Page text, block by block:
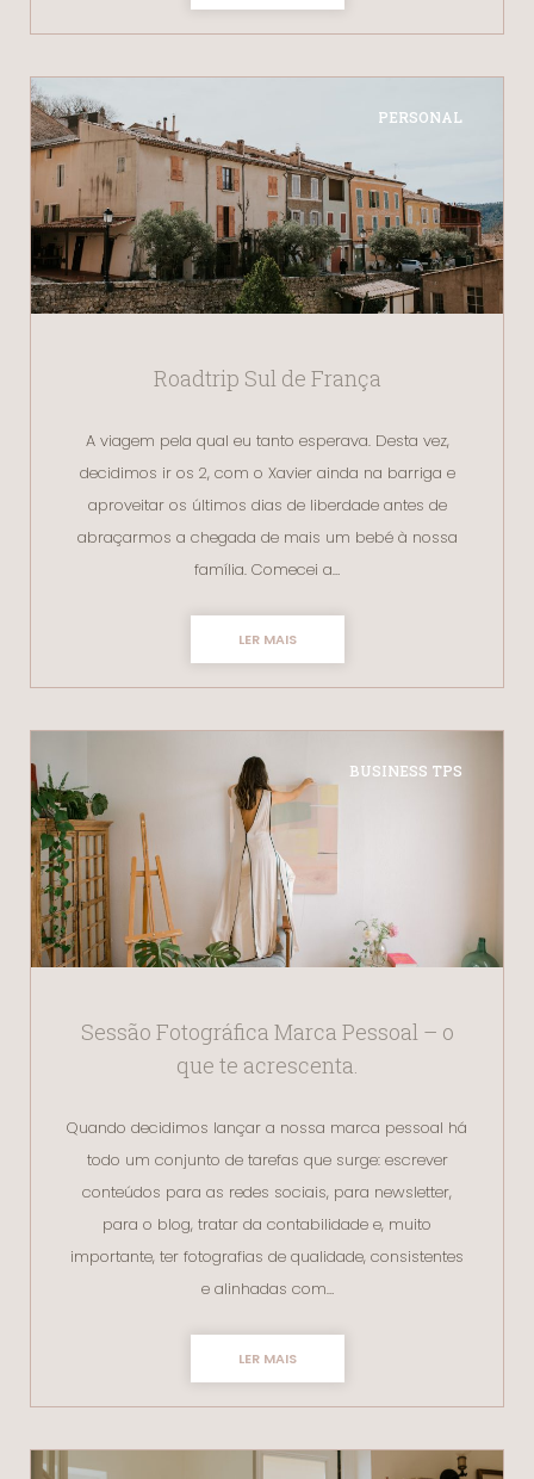
PERSONAL
Roadtrip Sul de França
A viagem pela qual eu tanto esperava. Desta vez,
decidimos ir os 2, com o Xavier ainda na barriga e
aproveitar os últimos dias de liberdade antes de
abraçarmos a chegada de mais um bebé à nossa
família. Comecei a…
LER MAIS
BUSINESS TPS
Sessão Fotográfica Marca Pessoal – o
que te acrescenta.
Quando decidimos lançar a nossa marca pessoal há
todo um conjunto de tarefas que surge: escrever
conteúdos para as redes sociais, para newsletter,
para o blog, tratar da contabilidade e, muito
importante, ter fotografias de qualidade, consistentes
e alinhadas com…
LER MAIS